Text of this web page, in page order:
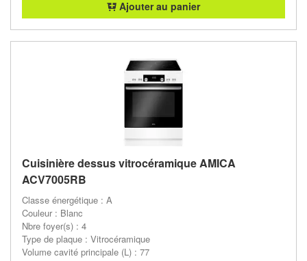
Ajouter au panier
Cuisinière dessus vitrocéramique AMICA
ACV7005RB
Classe énergétique : A
Couleur : Blanc
Nbre foyer(s) : 4
Type de plaque : Vitrocéramique
Volume cavité principale (L) : 77